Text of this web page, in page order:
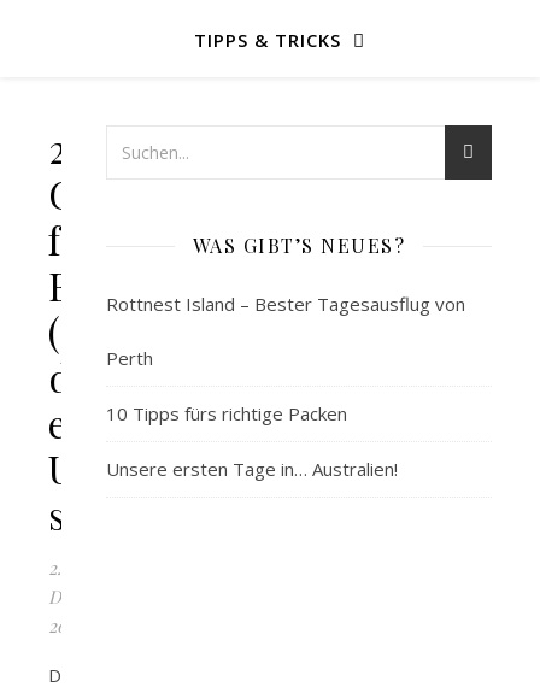
TIPPS & TRICKS
20+1
Geschenkideen
für
Backpacker
(die
deine
eigene
Urlaubskasse
schonen!)
2.
Dezember
2018
Du
WAS GIBT’S NEUES?
Rottnest Island – Bester Tagesausflug von
Perth
10 Tipps fürs richtige Packen
Unsere ersten Tage in… Australien!